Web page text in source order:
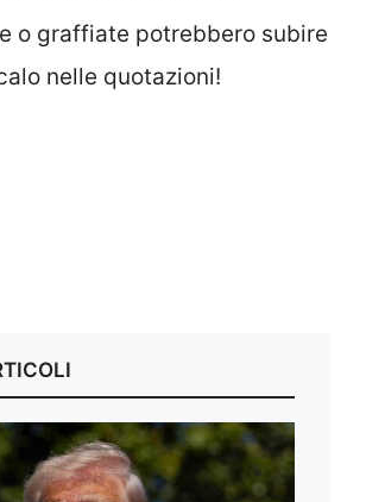
o graffiate potrebbero subire
nelle quotazioni!